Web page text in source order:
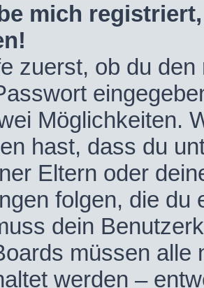
mich
zuerst, ob du
Möglichkeiten.
hast, dass du
Eltern oder
folgen, die du
dein
müssen alle
werden –